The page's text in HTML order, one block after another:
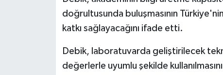
doğrultusunda buluşmasının
katkı sağlayacağını ifade etti.
Debik, laboratuvarda geliştirilecek
değerlerle uyumlu şekilde